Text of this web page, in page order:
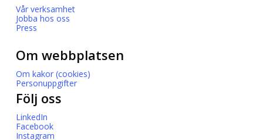
Vår verksamhet
Jobba hos oss
Press
Om webbplatsen
Om kakor (cookies)
Personuppgifter
Följ oss
LinkedIn
Facebook
Instagram